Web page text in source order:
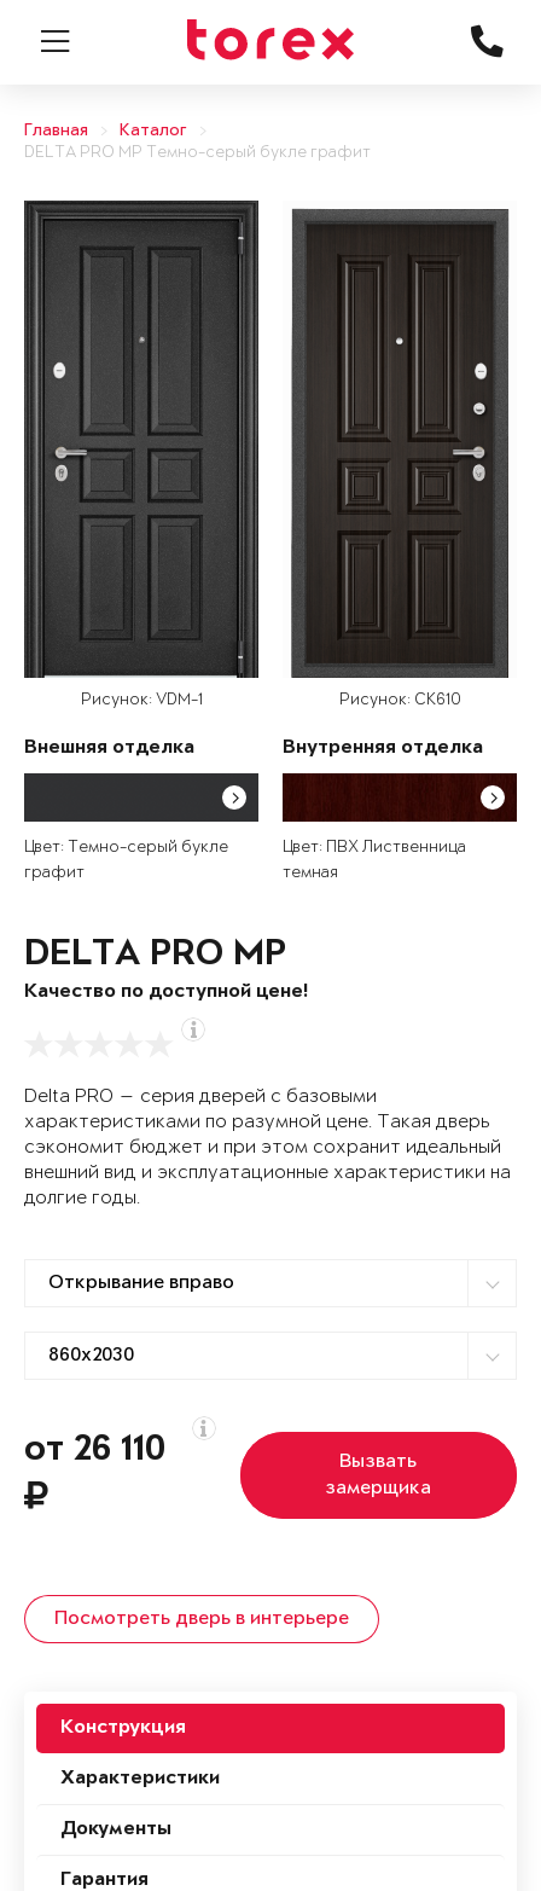
Главная
Каталог
DELTA PRO MP Темно-серый букле графит
Рисунок: VDM-1
Внешняя отделка
Цвет: Темно-серый букле
графит
Рисунок: СК610
Внутренняя отделка
Цвет: ПВХ Лиственница
темная
DELTA PRO MP
Качество по доступной цене!
Delta PRO — серия дверей с базовыми
характеристиками по разумной цене. Такая дверь
сэкономит бюджет и при этом сохранит идеальный
внешний вид и эксплуатационные характеристики на
долгие годы.
от 26 110
Вызвать
замерщика
Посмотреть дверь в интерьере
Конструкция
Характеристики
Документы
Гарантия